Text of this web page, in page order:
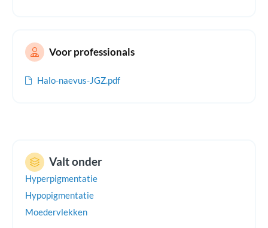
Valt onder
Hyperpigmentatie
Hypopigmentatie
Moedervlekken
Voor professionals
Halo-naevus-JGZ.pdf